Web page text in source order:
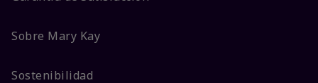
Sobre Mary Kay
Sostenibilidad